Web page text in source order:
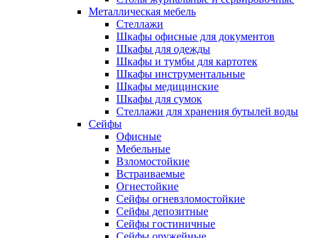
Металлическая мебель
Стеллажи
Шкафы офисные для документов
Шкафы для одежды
Шкафы и тумбы для картотек
Шкафы инструментальные
Шкафы медицинские
Шкафы для сумок
Стеллажи для хранения бутылей воды
Сейфы
Офисные
Мебельные
Взломостойкие
Встраиваемые
Огнестойкие
Сейфы огневзломостойкие
Сейфы депозитные
Сейфы гостиничные